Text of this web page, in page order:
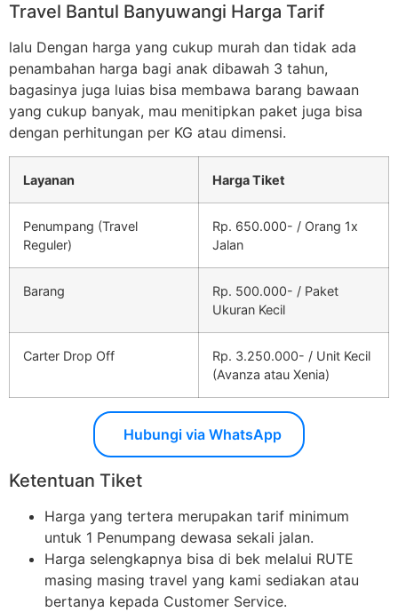
Travel Bantul Banyuwangi Harga Tarif
lalu Dengan harga yang cukup murah dan tidak ada
penambahan harga bagi anak dibawah 3 tahun,
bagasinya juga luias bisa membawa barang bawaan
yang cukup banyak, mau menitipkan paket juga bisa
dengan perhitungan per KG atau dimensi.
Layanan Harga Tiket
Penumpang (Travel
Reguler)
Rp. 650.000- / Orang 1x
Jalan
Barang
Rp. 500.000- / Paket
Ukuran Kecil
Carter Drop Off
Rp. 3.250.000- / Unit Kecil
(Avanza atau Xenia)
Hubungi via WhatsApp
Ketentuan Tiket
Harga yang tertera merupakan tarif minimum
untuk 1 Penumpang dewasa sekali jalan.
Harga selengkapnya bisa di bek melalui RUTE
masing masing travel yang kami sediakan atau
bertanya kepada Customer Service.